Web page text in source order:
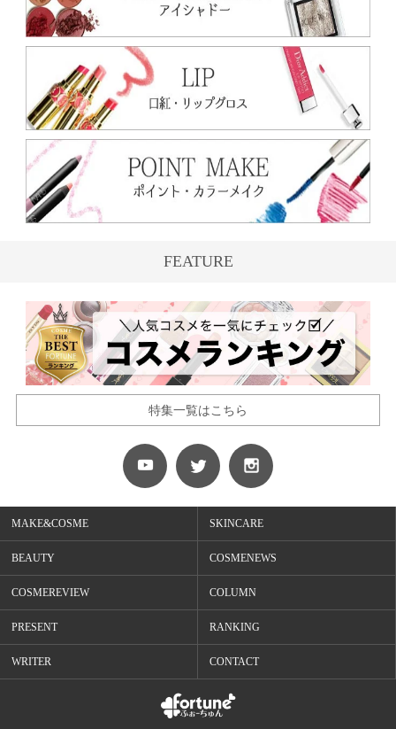
FEATURE
特集一覧はこちら
MAKE&COSME SKINCARE
BEAUTY COSMENEWS
COSMEREVIEW COLUMN
PRESENT RANKING
WRITER CONTACT